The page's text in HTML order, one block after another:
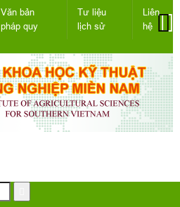
Văn bản
pháp quy
Tư liệu
lịch sử
Liên
hệ